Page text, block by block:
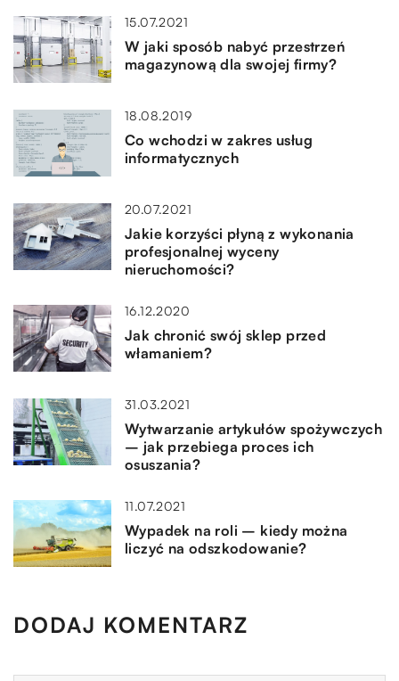
15.07.2021
W jaki sposób nabyć przestrzeń
magazynową dla swojej firmy?
18.08.2019
Co wchodzi w zakres usług
informatycznych
20.07.2021
Jakie korzyści płyną z wykonania
profesjonalnej wyceny
nieruchomości?
16.12.2020
Jak chronić swój sklep przed
włamaniem?
31.03.2021
Wytwarzanie artykułów spożywczych
– jak przebiega proces ich
osuszania?
11.07.2021
Wypadek na roli – kiedy można
liczyć na odszkodowanie?
DODAJ KOMENTARZ